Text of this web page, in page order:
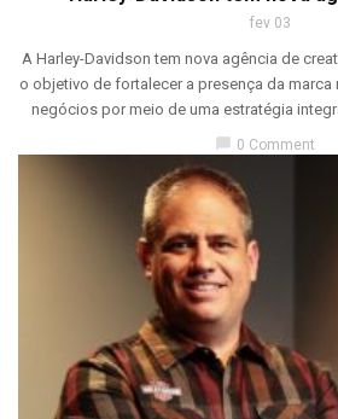
fev 03
A Harley-Davidson tem nova agência de
o objetivo de fortalecer a presença da
negócios por meio de uma estratégia
chat_bubble 0 Comment